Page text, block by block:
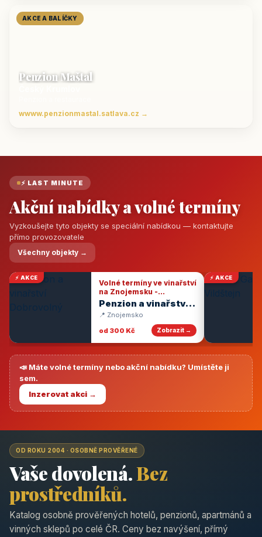
AKCE A BALÍČKY
Penzion Maštal
wwww.penzionmastal.satlava.cz →
⚡ LAST MINUTE
Akční nabídky a volné termíny
Vyzkoušejte tyto objekty se speciální nabídkou — kontaktujte
přímo provozovatele
Všechny objekty →
⚡ AKCE
Volné termíny ve vinařství
na Znojemsku -
degustace vín
Penzion a vinařství
Dobrovolný
📍 Znojemsko
od 300 Kč
Zobrazit →
⚡ AKCE
📣 Máte volné termíny nebo akční nabídku? Umístěte ji
sem.
Inzerovat akci →
OD ROKU 2004 · OSOBNĚ PROVĚŘENÉ
Vaše dovolená.Bez
prostředníků.
Katalog osobně prověřených hotelů, penzionů, apartmánů a
vinných sklepů po celé ČR. Ceny bez navýšení, přímý